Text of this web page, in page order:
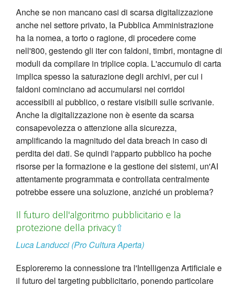
Anche se non mancano casi di scarsa digitalizzazione
anche nel settore privato, la Pubblica Amministrazione
ha la nomea, a torto o ragione, di procedere come
nell'800, gestendo gli iter con faldoni, timbri, montagne di
moduli da compilare in triplice copia. L'accumulo di carta
implica spesso la saturazione degli archivi, per cui i
faldoni cominciano ad accumularsi nei corridoi
accessibili al pubblico, o restare visibili sulle scrivanie.
Anche la digitalizzazione non è esente da scarsa
consapevolezza o attenzione alla sicurezza,
amplificando la magnitudo del data breach in caso di
perdita dei dati. Se quindi l'apparto pubblico ha poche
risorse per la formazione e la gestione dei sistemi, un'AI
attentamente programmata e controllata centralmente
potrebbe essere una soluzione, anziché un problema?
Il futuro dell'algoritmo pubblicitario e la
protezione della privacy⇧
Luca Landucci (Pro Cultura Aperta)
Esploreremo la connessione tra l'Intelligenza Artificiale e
il futuro del targeting pubblicitario, ponendo particolare